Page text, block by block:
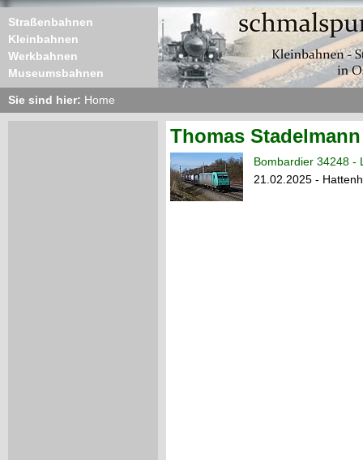
Straßenbahnen
Kleinbahnen
Werkbahnen
Museumsbahnen
Sie sind hier: Home
Thomas Stadelmann
Bombardier 34248 -
21.02.2025 -